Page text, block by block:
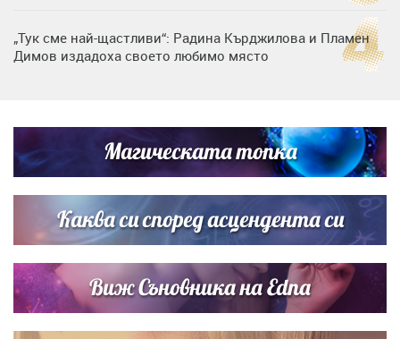
„Тук сме най-щастливи“: Радина Кърджилова и Пламен
Димов издадоха своето любимо място
Братя Аргирови я изненадаха с песен
Магическата топка
Каква си според асцендента си
Виж Съновника на Edna